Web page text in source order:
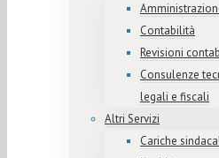
Contabilità
Revisioni
Consulenze
legali e fiscali
Altri Servizi
Cariche